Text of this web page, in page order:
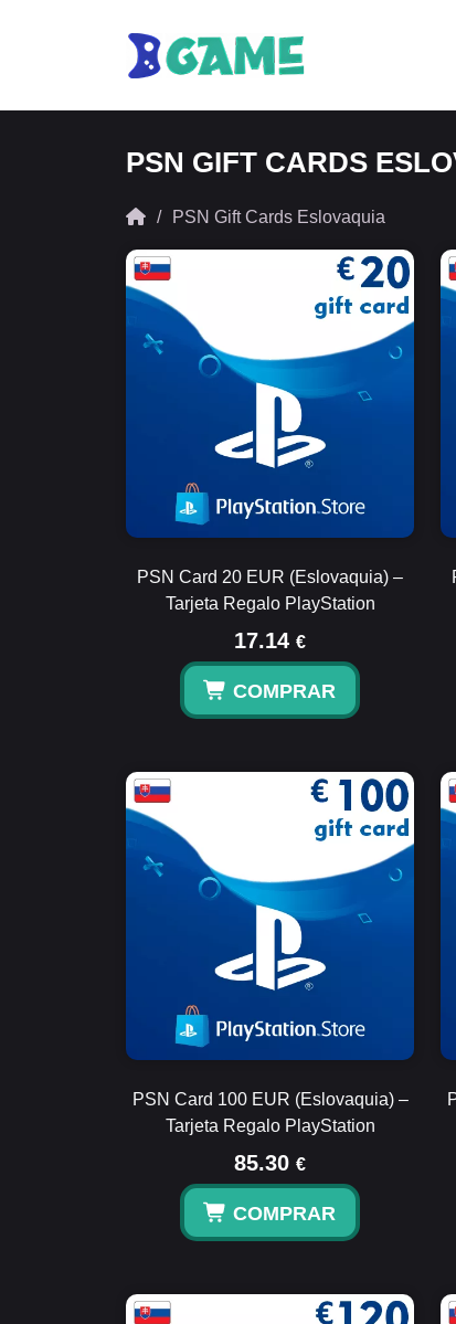
PSN GIFT CARDS
PSN Gift Cards Eslovaquia
PSN Card 20 EUR (Eslovaquia) –
Tarjeta Regalo PlayStation
17.14 €
COMPRAR
PSN Card 100 EUR (Eslovaquia) –
Tarjeta Regalo PlayStation
85.30 €
COMPRAR